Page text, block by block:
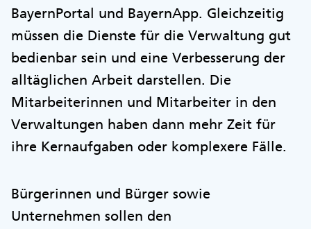
BayernPortal und BayernApp. Gleichzeitig
müssen die Dienste für die Verwaltung gut
bedienbar sein und eine Verbesserung der
alltäglichen Arbeit darstellen. Die
Mitarbeiterinnen und Mitarbeiter in den
Verwaltungen haben dann mehr Zeit für
ihre Kernaufgaben oder komplexere Fälle.
Bürgerinnen und Bürger sowie
Unternehmen sollen den